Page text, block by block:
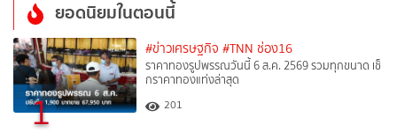
ยอดนิยมในตอนนี้
1
#ข่าวเศรษฐกิจ #TNN ช่อง16
ราคาทองรูปพรรณวันนี้ 6 ส.ค. 2569 รวมทุกขนาด เช็
กราคาทองแท่งล่าสุด
201